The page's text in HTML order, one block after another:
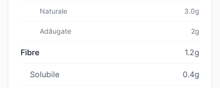
Naturale 3.0g
Adăugate 2g
Fibre 1.2g
Solubile 0.4g